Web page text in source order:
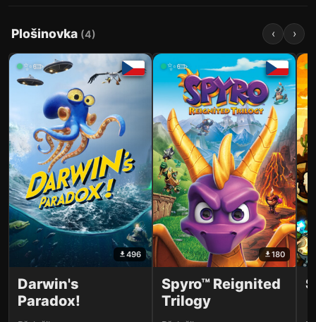
Plošinovka (4) ‹ ›
✨✏️
496
Darwin's
Paradox!
✨✏️
180
Spyro™ Reignited
Trilogy